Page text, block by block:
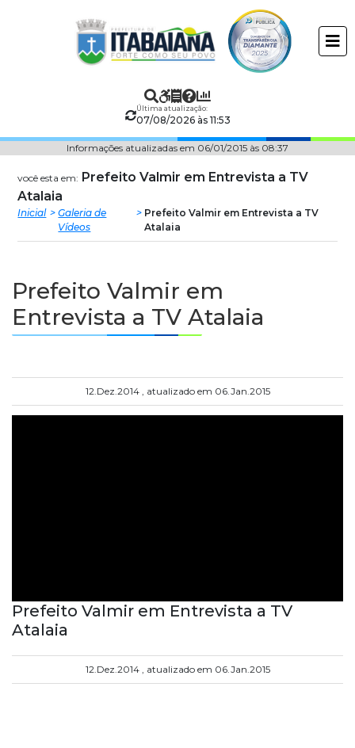
Prefeitura
Municipal
Itabaiana
Última atualização:
07/08/2026 às 11:53
Informações atualizadas em 06/01/2015 às 08:37
você esta em: Prefeito Valmir em Entrevista a TV
Atalaia
Inicial
Galeria de
Vídeos
Prefeito Valmir em Entrevista a TV
Atalaia
Prefeito Valmir em
Entrevista a TV Atalaia
12.Dez.2014 , atualizado em 06.Jan.2015
Prefeito Valmir em Entrevista a TV
Atalaia
12.Dez.2014 , atualizado em 06.Jan.2015